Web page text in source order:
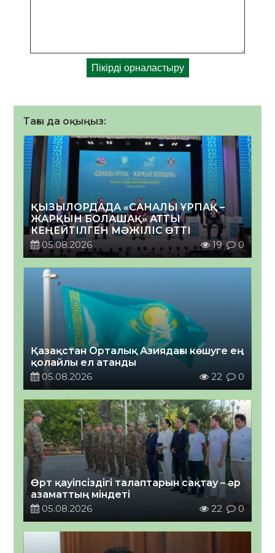
Тағы да оқыңыз:
ҚЫЗЫЛОРДАДА «САНАЛЫ ҰРПАҚ –
ЖАРҚЫН БОЛАШАҚ» АТТЫ
КЕҢЕЙТІЛГЕН МӘЖІЛІС ӨТТІ
05.08.2026
19 0
Қазақстан Орталық Азиядағы көшуге ең
қолайлы ел атанды
05.08.2026
22 0
Өрт қауіпсіздігі талаптарын сақтау – әр
азаматтың міндеті
05.08.2026
22 0